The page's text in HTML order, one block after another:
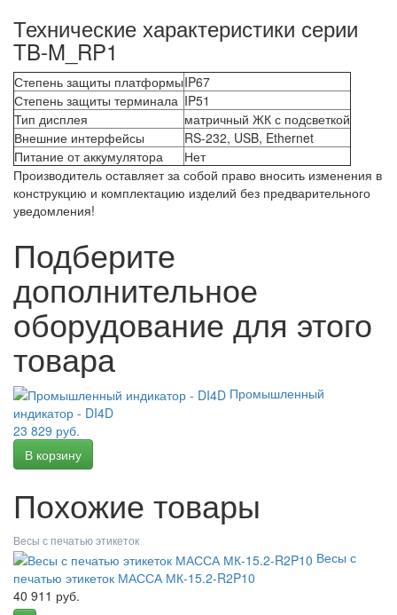
Технические характеристики серии
TB-M_RP1
Степень защиты платформыIP67
Степень защиты терминала IP51
Тип дисплея
матричный ЖК с подсветкой
Внешние интерфейсы
RS-232, USB, Ethernet
Питание от аккумулятора
Нет
Производитель оставляет за собой право вносить изменения в
конструкцию и комплектацию изделий без предварительного
уведомления!
Подберите
дополнительное
оборудование для этого
товара
Промышленный
индикатор - DI4D
23 829 руб.
Похожие товары
Весы с печатью этикеток
Весы с
печатью этикеток МАССА МК-15.2-R2P10
40 911 руб.